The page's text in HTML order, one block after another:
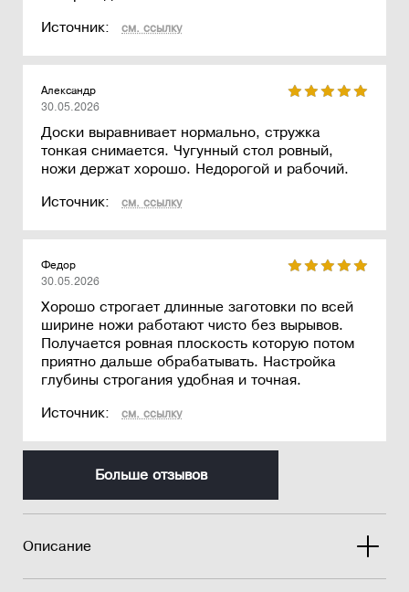
Источник:
см. ссылку
Александр
30.05.2026
Доски выравнивает нормально, стружка
тонкая снимается. Чугунный стол ровный,
ножи держат хорошо. Недорогой и рабочий.
Источник:
см. ссылку
Федор
30.05.2026
Хорошо строгает длинные заготовки по всей
ширине ножи работают чисто без вырывов.
Получается ровная плоскость которую потом
приятно дальше обрабатывать. Настройка
глубины строгания удобная и точная.
Источник:
см. ссылку
Больше отзывов
Описание